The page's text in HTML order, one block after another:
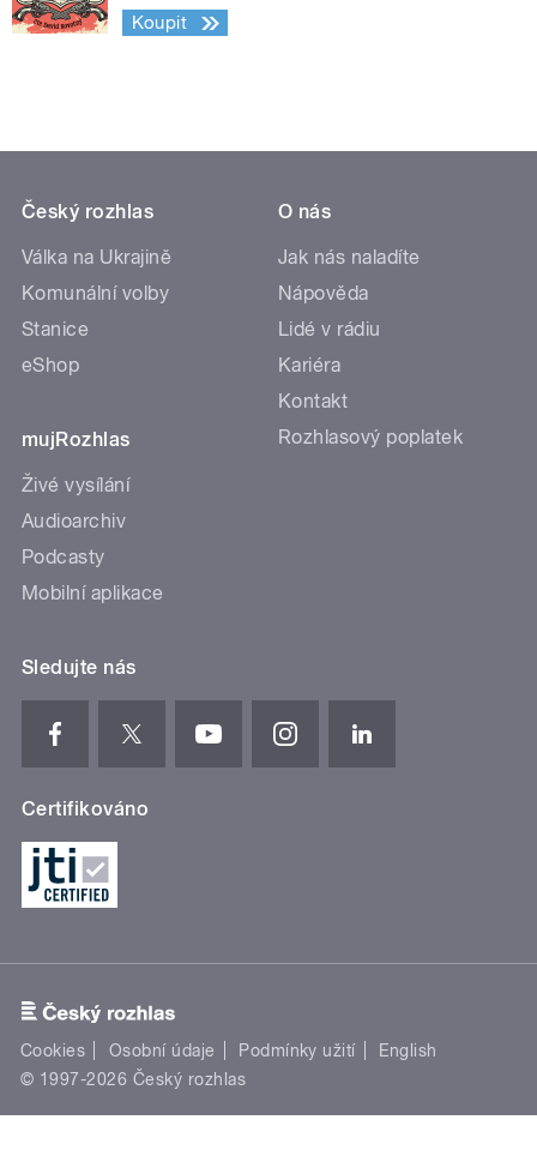
Koupit
Český rozhlas
Válka na Ukrajině
Komunální volby
Stanice
eShop
mujRozhlas
Živé vysílání
Audioarchiv
Podcasty
Mobilní aplikace
O nás
Jak nás naladíte
Nápověda
Lidé v rádiu
Kariéra
Kontakt
Rozhlasový poplatek
Sledujte nás
Certifikováno
Cookies Osobní údaje Podmínky užití
English
© 1997-2026 Český rozhlas